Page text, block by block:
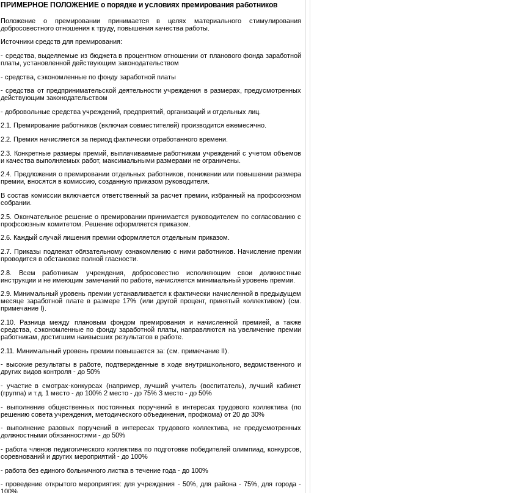
ПРИМЕРНОЕ ПОЛОЖЕНИЕ о порядке и условиях премирования работников
Положение о премировании принимается в целях материального стимулирования
добросовестного отношения к труду, повышения качества работы.
Источники средств для премирования:
- средства, выделяемые из бюджета в процентном отношении от планового фонда заработной
платы, установленной действующим законодательством
- средства, сэкономленные по фонду заработной платы
- средства от предпринимательской деятельности учреждения в размерах, предусмотренных
действующим законодательством
- добровольные средства учреждений, предприятий, организаций и отдельных лиц.
2.1. Премирование работников (включая совместителей) производится ежемесячно.
2.2. Премия начисляется за период фактически отработанного времени.
2.3. Конкретные размеры премий, выплачиваемые работникам учреждений с учетом объемов
и качества выполняемых работ, максимальными размерами не ограничены.
2.4. Предложения о премировании отдельных работников, понижении или повышении размера
премии, вносятся в комиссию, созданную приказом руководителя.
В состав комиссии включается ответственный за расчет премии, избранный на профсоюзном
собрании.
2.5. Окончательное решение о премировании принимается руководителем по согласованию с
профсоюзным комитетом. Решение оформляется приказом.
2.6. Каждый случай лишения премии оформляется отдельным приказом.
2.7. Приказы подлежат обязательному ознакомлению с ними работников. Начисление премии
проводится в обстановке полной гласности.
2.8. Всем работникам учреждения, добросовестно исполняющим свои должностные
инструкции и не имеющим замечаний по работе, начисляется минимальный уровень премии.
2.9. Минимальный уровень премии устанавливается к фактически начисленной в предыдущем
месяце заработной плате в размере 17% (или другой процент, принятый коллективом) (см.
примечание I).
2.10. Разница между плановым фондом премирования и начисленной премией, а также
средства, сэкономленные по фонду заработной платы, направляются на увеличение премии
работникам, достигшим наивысших результатов в работе.
2.11. Минимальный уровень премии повышается за: (см. примечание II).
- высокие результаты в работе, подтвержденные в ходе внутришкольного, ведомственного и
других видов контроля - до 50%
- участие в смотрах-конкурсах (например, лучший учитель (воспитатель), лучший кабинет
(группа) и т.д. 1 место - до 100% 2 место - до 75% 3 место - до 50%
- выполнение общественных постоянных поручений в интересах трудового коллектива (по
решению совета учреждения, методического объединения, профкома) от 20 до 30%
- выполнение разовых поручений в интересах трудового коллектива, не предусмотренных
должностными обязанностями - до 50%
- работа членов педагогического коллектива по подготовке победителей олимпиад, конкурсов,
соревнований и других мероприятий - до 100%
- работа без единого больничного листка в течение года - до 100%
- проведение открытого мероприятия: для учреждения - 50%, для района - 75%, для города -
100%